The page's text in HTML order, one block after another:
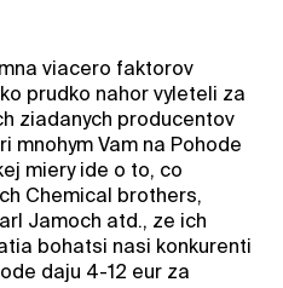
viacero faktorov
prudko nahor vyleteli za
ziadanych producentov
mnohym Vam na Pohode
miery ide o to, co
Chemical brothers,
Jamoch atd., ze ich
bohatsi nasi konkurenti
daju 4-12 eur za